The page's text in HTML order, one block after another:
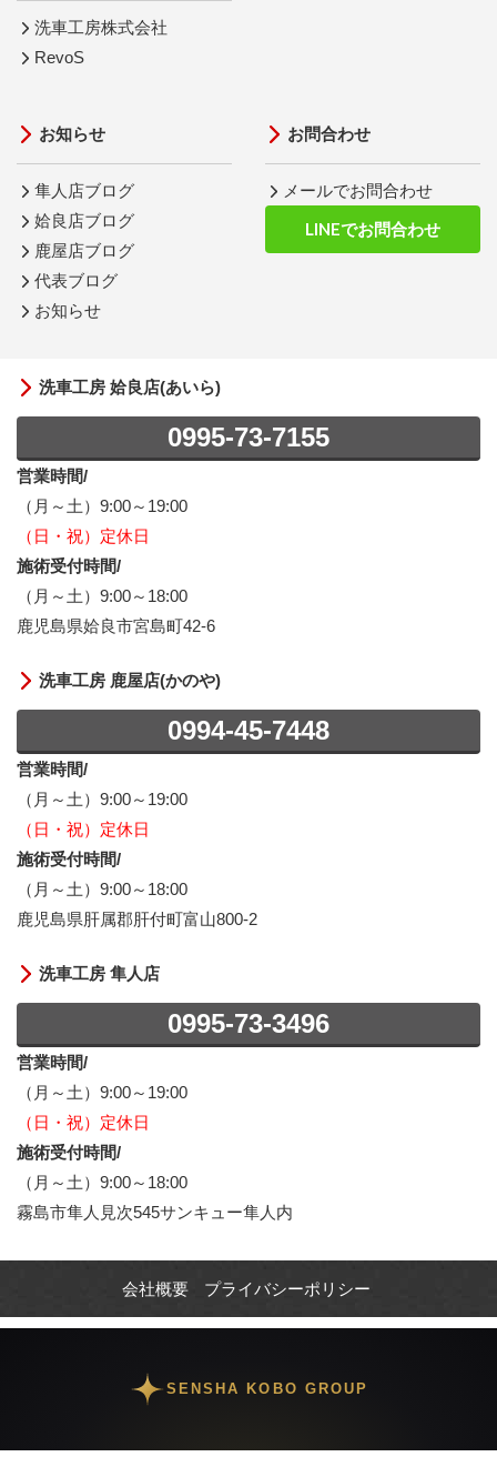
洗車工房株式会社
RevoS
お知らせ
隼人店ブログ
姶良店ブログ
鹿屋店ブログ
代表ブログ
お知らせ
お問合わせ
メールでお問合わせ
LINEでお問合わせ
洗車工房 姶良店(あいら)
0995-73-7155
営業時間/
（月～土）9:00～19:00
（日・祝）定休日
施術受付時間/
（月～土）9:00～18:00
鹿児島県姶良市宮島町42-6
洗車工房 鹿屋店(かのや)
0994-45-7448
営業時間/
（月～土）9:00～19:00
（日・祝）定休日
施術受付時間/
（月～土）9:00～18:00
鹿児島県肝属郡肝付町富山800-2
洗車工房 隼人店
0995-73-3496
営業時間/
（月～土）9:00～19:00
（日・祝）定休日
施術受付時間/
（月～土）9:00～18:00
霧島市隼人見次545サンキュー隼人内
会社概要 プライバシーポリシー
SENSHA KOBO GROUP